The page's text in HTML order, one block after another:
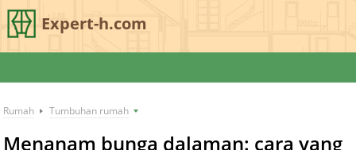
Expert-h.com
Rumah Tumbuhan rumah
Menanam bunga dalaman: cara yang